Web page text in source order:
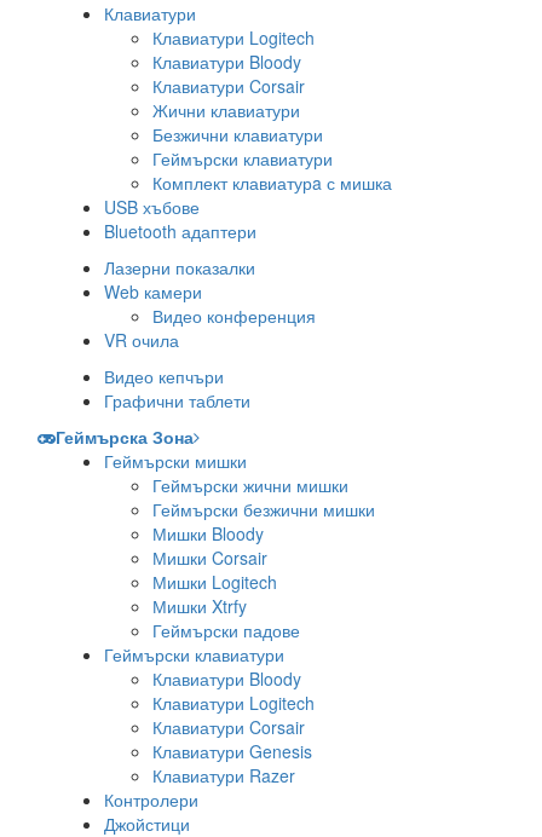
Клавиатури
Клавиатури Logitech
Клавиатури Bloody
Клавиатури Corsair
Жични клавиатури
Безжични клавиатури
Геймърски клавиатури
Комплект клавиатурa с мишка
USB хъбове
Bluetooth адаптери
Лазерни показалки
Web камери
Видео конференция
VR очила
Видео кепчъри
Графични таблети
Геймърска Зона
Геймърски мишки
Геймърски жични мишки
Геймърски безжични мишки
Мишки Bloody
Мишки Corsair
Мишки Logitech
Мишки Xtrfy
Геймърски падове
Геймърски клавиатури
Клавиатури Bloody
Клавиатури Logitech
Клавиатури Corsair
Клавиатури Genesis
Клавиатури Razer
Контролери
Джойстици